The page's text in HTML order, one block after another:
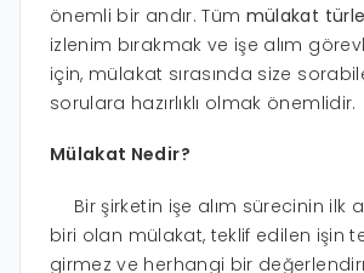
önemli bir andır. Tüm mülakat
izlenim bırakmak ve işe alım
için, mülakat sırasında size
sorulara hazırlıklı olmak önemlidir.
Mülakat Nedir?
Bir şirketin işe alım sürecinin ilk
biri olan mülakat, teklif edilen işin
girmez ve herhangi bir